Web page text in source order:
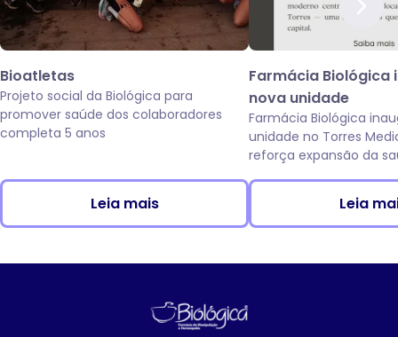
Bioatletas
Projeto social da Biológica para
promover saúde dos colaboradores
completa 5 anos
Leia mais
Farmácia Biológica
nova unidade
Farmácia Biológica
unidade no Torres
reforça expansão da
Leia